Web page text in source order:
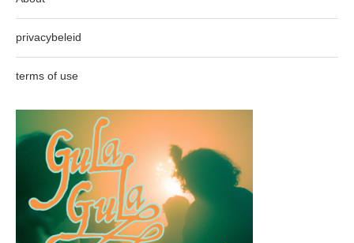
privacybeleid
terms of use